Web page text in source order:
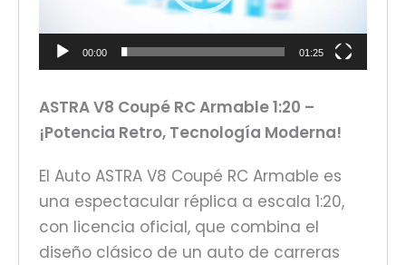
00:00 01:25
ASTRA V8 Coupé RC Armable 1:20 –
¡Potencia Retro, Tecnología Moderna!
El Auto ASTRA V8 Coupé RC Armable es
una espectacular réplica a escala 1:20,
con licencia oficial, que combina el
diseño clásico de un auto de carreras